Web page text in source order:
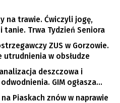
na trawie. Ćwiczyli jogę,
tanie. Trwa Tydzień Seniora
ZUS w Gorzowie.
utrudnienia w obsłudze
deszczowa i
GIM ogłasza
Piaskach znów w naprawie